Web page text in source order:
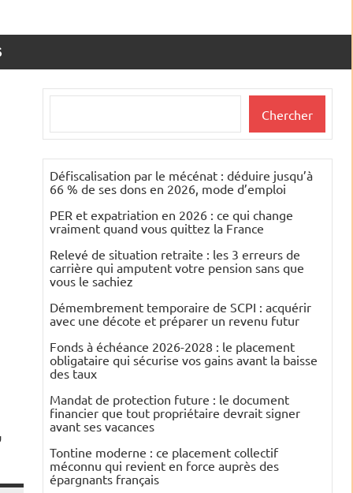
Chercher
Défiscalisation par le mécénat : déduire jusqu’à
66 % de ses dons en 2026, mode d’emploi
PER et expatriation en 2026 : ce qui change
vraiment quand vous quittez la France
Relevé de situation retraite : les 3 erreurs de
carrière qui amputent votre pension sans que
vous le sachiez
Démembrement temporaire de SCPI : acquérir
avec une décote et préparer un revenu futur
Fonds à échéance 2026-2028 : le placement
obligataire qui sécurise vos gains avant la baisse
des taux
Mandat de protection future : le document
financier que tout propriétaire devrait signer
avant ses vacances
Tontine moderne : ce placement collectif
méconnu qui revient en force auprès des
épargnants français